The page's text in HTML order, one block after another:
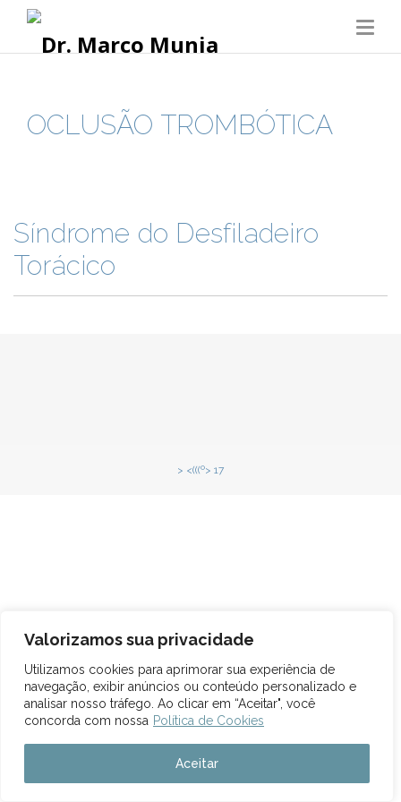
Valorizamos sua privacidade
Utilizamos cookies para aprimorar sua experiência de
navegação, exibir anúncios ou conteúdo personalizado e
analisar nosso tráfego. Ao clicar em “Aceitar", você
concorda com nossa Política de Cookies
Aceitar
OCLUSÃO TROMBÓTICA
Síndrome do Desfiladeiro
Torácico
> <(((º> 17